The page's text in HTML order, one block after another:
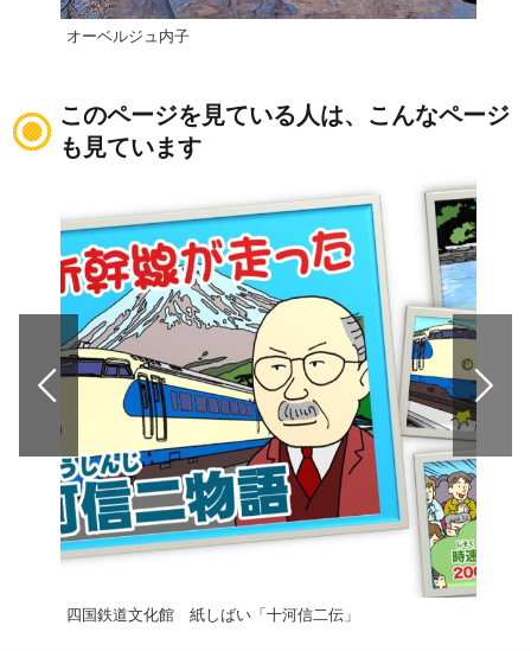
オーベルジュ内子
このページを見ている人は、こんなページ
も見ています
四国鉄道文化館 紙しばい「十河信二伝」